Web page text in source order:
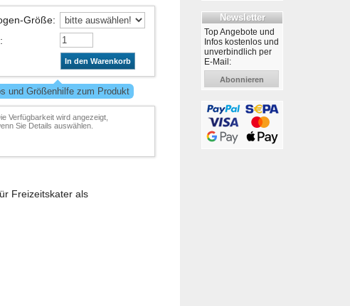
Größe:
:
In den Warenkorb
und Größenhilfe zum Produkt
Verfügbarkeit wird angezeigt,
Sie Details auswählen.
Freizeitskater als
Newsletter
Top Angebote und
Infos kostenlos und
unverbindlich per
E-Mail:
Abonnieren